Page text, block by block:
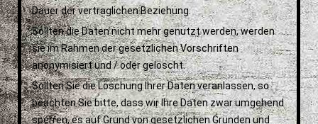
Dauer der vertraglichen Beziehung.
Sollten die Daten nicht mehr genutzt werden, werden
sie im Rahmen der gesetzlichen Vorschriften
anonymisiert und / oder gelöscht.
Sollten Sie die Löschung Ihrer Daten veranlassen, so
beachten Sie bitte, dass wir Ihre Daten zwar umgehend
sperren, es auf Grund von gesetzlichen Gründen und